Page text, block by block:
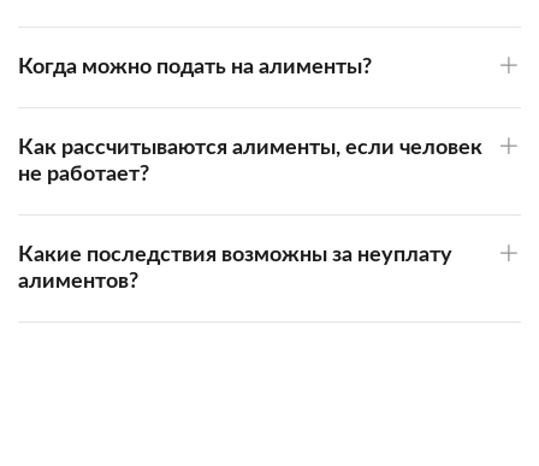
Когда можно подать на алименты?
Как рассчитываются алименты, если человек
не работает?
Какие последствия возможны за неуплату
алиментов?